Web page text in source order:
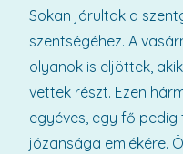
Sokan járultak a
szentségéhez. A
olyanok is eljöttek,
vettek részt. Ezen
egyéves, egy fő pedig
józansága emlékére.